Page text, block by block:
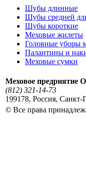
Шубы длинные
Шубы средней
Шубы короткие
Меховые жилеты
Головные уборы
Палантины и
Меховые сумки
Меховое предриятие
(812) 321-14-73
199178, Россия, Санкт-
© Все права